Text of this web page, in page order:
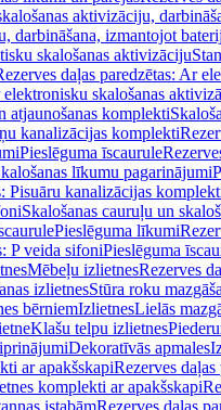
aktivizāciju,
darbināšana, izmantojot
skalošanas aktivizāciju
daļas paredzētas: Ar
elektronisku skalošanas
atjaunošanas komplekti
kanalizācijas komplekti
Pieslēguma īscaurule
līkumu pagarinājumi
Pisuāru kanalizācijas
Skalošanas cauruļu un
Pieslēguma līkumi
P veida sifoniPieslēguma
Mēbeļu izlietnesRezerves
izlietnesStūra roku
bērniemIzlietnesLielās
Klašu telpu izlietnes
Dekoratīvās apmales
ar apakšskapiRezerves
komplekti ar apakšskapi
istabāmRezerves daļas